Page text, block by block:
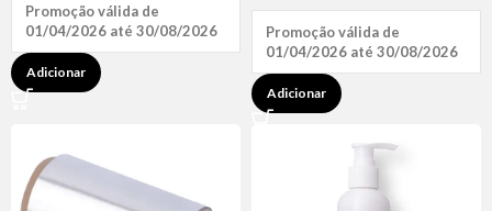
Promoção válida de
01/04/2026 até 30/08/2026
Adicionar
Promoção válida de
01/04/2026 até 30/08/2026
Adicionar